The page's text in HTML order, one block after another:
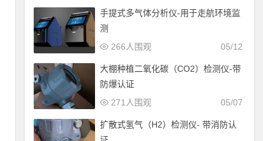
手提式多气体分析仪-用于走航环境监
测
05/12
266人围观
大棚种植二氧化碳（CO2）检测仪-带
防爆认证
05/07
271人围观
扩散式氢气（H2）检测仪- 带消防认